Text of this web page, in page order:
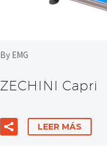
By EMG
ZECHINI Capri
LEER MÁS